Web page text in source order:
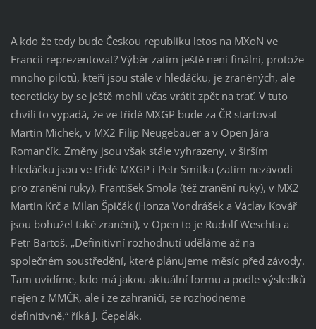
A kdo že tedy bude Českou republiku letos na MXoN ve
Francii reprezentovat? Výběr zatím ještě není finální, protože
mnoho pilotů, kteří jsou stále v hledáčku, je zraněných, ale
teoreticky by se ještě mohli včas vrátit zpět na trať. V tuto
chvíli to vypadá, že ve třídě MXGP bude za ČR startovat
Martin Michek, v MX2 Filip Neugebauer a v Open Jára
Romančík. Změny jsou však stále vyhrazeny, v širším
hledáčku jsou ve třídě MXGP i Petr Smítka (zatím nezávodí
pro zranění ruky), František Smola (též zranění ruky), v MX2
Martin Krč a Milan Špičák (Honza Vondrášek a Václav Kovář
jsou bohužel také zraněni), v Open to je Rudolf Weschta a
Petr Bartoš. „Definitivní rozhodnutí uděláme až na
společném soustředění, které plánujeme měsíc před závody.
Tam uvidíme, kdo má jakou aktuální formu a podle výsledků
nejen z MMČR, ale i ze zahraničí, se rozhodneme
definitivně,“ říká J. Čepelák.